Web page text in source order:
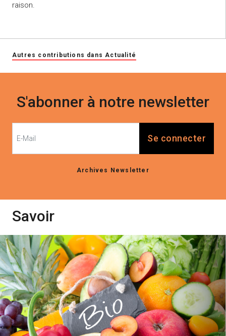
raison.
Autres contributions dans Actualité
S'abonner à notre newsletter
Se connecter
Archives Newsletter
Savoir